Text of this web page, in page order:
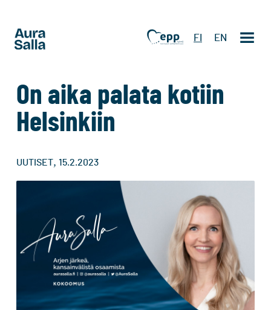
FI EN
On aika palata kotiin
Helsinkiin
UUTISET, 15.2.2023